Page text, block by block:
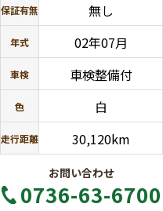
保証有無 無し
年式 02年07月
車検 車検整備付
色 白
走行距離 30,120km
お問い合わせ
0736-63-6700